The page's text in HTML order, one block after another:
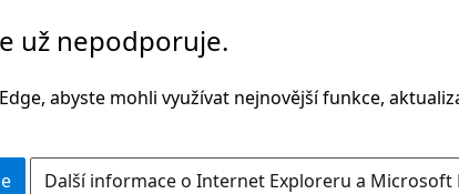
už nepodporuje.
abyste mohli využívat nejnovější funkce,
Další informace o Internet Exploreru a Microsoft